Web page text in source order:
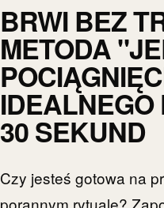
BRWI BEZ
METODA
IDEALNEGO
30 SEKUND
Czy jesteś gotowa na
porannym rytuale?